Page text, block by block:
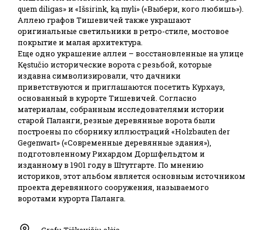
quem diligas» и «Išsirink, ką myli» («Выбери, кого любишь»).
Аллею графов Тишевичей также украшают
оригинальные светильники в ретро-стиле, мостовое
покрытие и малая архитектура.
Еще одно украшение аллеи – восстановленные на улице
Кęstučio исторические ворота с резьбой, которые
издавна символизировали, что дачники
приветствуются и приглашаются посетить Курхауз,
основанный в курорте Тишевичей. Согласно
материалам, собранным исследователями истории
старой Паланги, резные деревянные ворота были
построены по сборнику иллюстраций «Holzbauten der
Gegenwart» («Современные деревянные здания»),
подготовленному Рихардом Доршфельдтом и
изданному в 1901 году в Штутгарте. По мнению
историков, этот альбом является основным источником
проекта деревянного сооружения, называемого
воротами курорта Паланга.